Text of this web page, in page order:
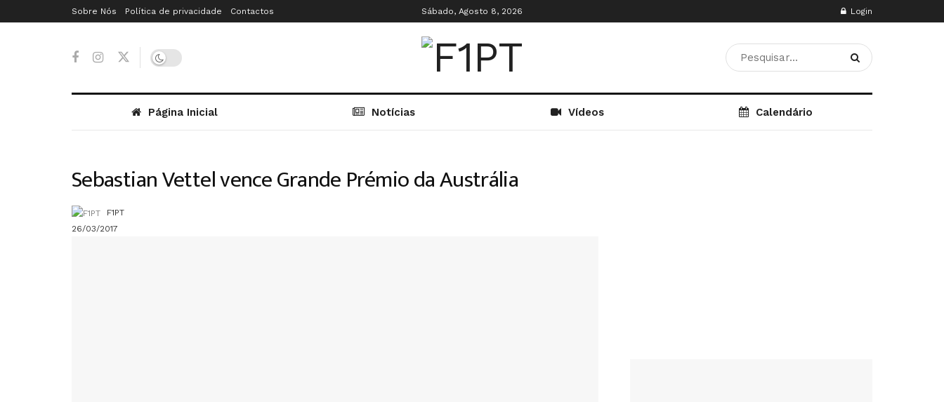
Sobre Nós Política de privacidade Contactos Sábado, Agosto 8, 2026 Login
Página Inicial Notícias Vídeos Calendário
Sebastian Vettel vence Grande Prémio da Austrália
F1PT
26/03/2017